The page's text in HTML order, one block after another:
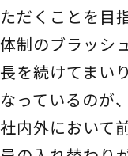
ただくことを目
体制のブラッシ
長を続けてまい
なっているのが
社内外において